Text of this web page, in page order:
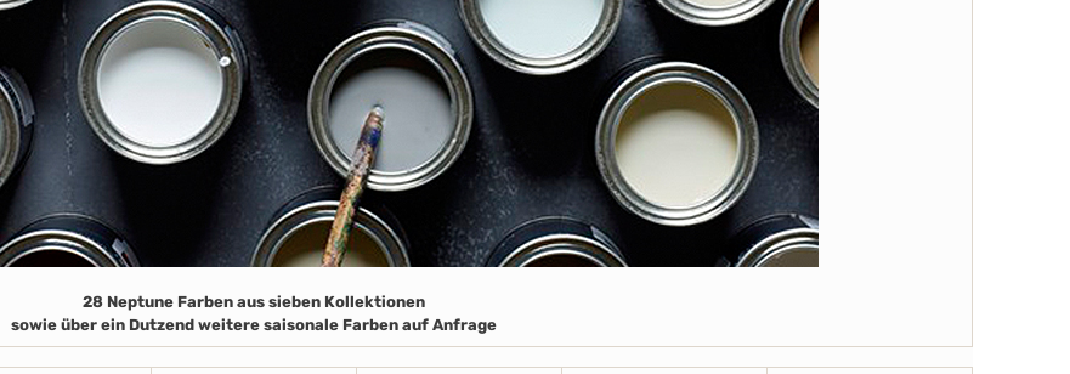
28 Neptune Farben aus sieben Kollektionen
sowie über ein Dutzend weitere saisonale Farben auf Anfrage